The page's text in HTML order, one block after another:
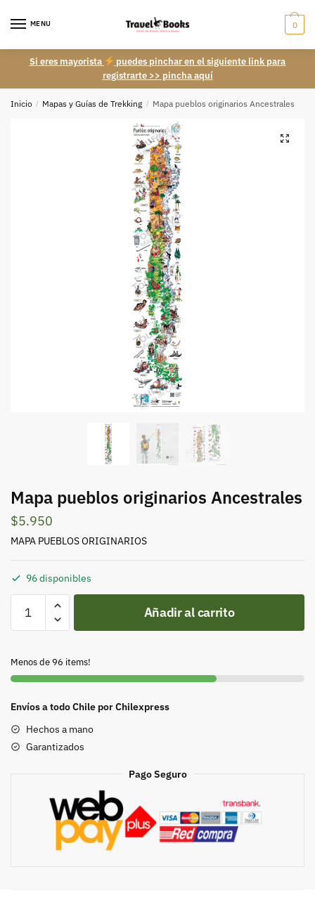
MENU 0
Si eres mayorista
puedes pinchar en el siguiente link para
registrarte >> pincha aquí
Inicio / Mapas y Guías de Trekking / Mapa pueblos originarios Ancestrales
Mapa pueblos originarios Ancestrales
$5.950
MAPA PUEBLOS ORIGINARIOS
96 disponibles
pueblos
cantidad
Añadir al carrito
Menos de 96 items!
Envíos a todo Chile por Chilexpress
Hechos a mano
Garantizados
Pago Seguro